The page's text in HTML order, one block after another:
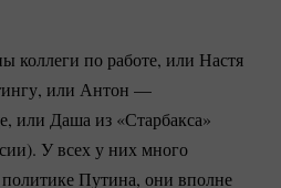
коллеги по работе, или Настя
или Антон —
или Даша из «Старбакса»
У всех у них много
Путина, они вполне